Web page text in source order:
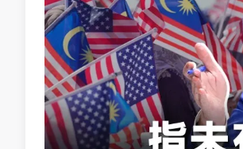
不过，橡胶手套仍是受影响最大的
械，相关出口额分别约45亿令吉。
美301条款再查产能过
“大马税率或升至15%-
尽管当前关税冲击有限，联昌国际